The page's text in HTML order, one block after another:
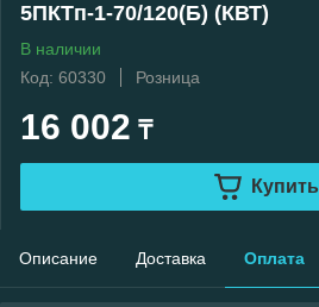
5ПКТп-1-70/120(Б) (КВТ)
В наличии
Код: 60330
Розница
16 002 ₸
Купить
Описание Доставка Оплата